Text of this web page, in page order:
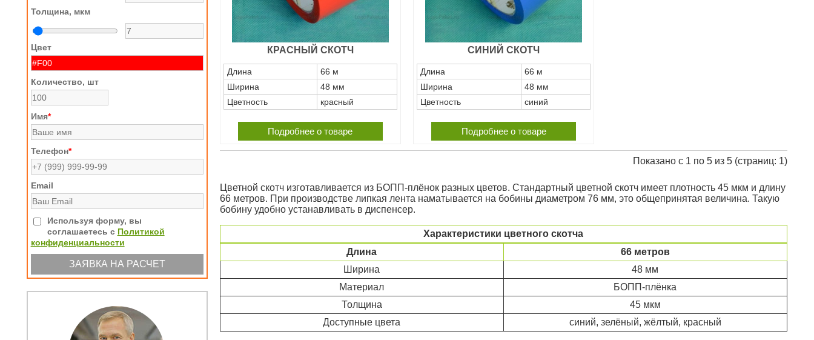
Толщина, мкм
Цвет
Количество, шт
Имя*
Телефон*
Email
Используя форму, вы
соглашаетесь с Политикой
конфиденциальности
КРАСНЫЙ СКОТЧ
Длина
66 м
Ширина
48 мм
Цветность
красный
Подробнее о товаре
СИНИЙ СКОТЧ
Длина
66 м
Ширина
48 мм
Цветность
синий
Подробнее о товаре
Показано с 1 по 5 из 5 (страниц: 1)
Цветной скотч изготавливается из БОПП-плёнок разных цветов. Стандартный цветной скотч имеет плотность 45 мкм и длину
66 метров. При производстве липкая лента наматывается на бобины диаметром 76 мм, это общепринятая величина. Такую
бобину удобно устанавливать в диспенсер.
Характеристики цветного скотча
Длина
66 метров
Ширина
48 мм
Материал
БОПП-плёнка
Толщина
45 мкм
Доступные цвета
синий, зелёный, жёлтый, красный